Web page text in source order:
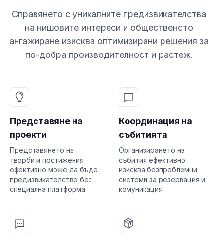
Справянето с уникалните предизвикателства
на нишовите интереси и общественото
ангажиране изисква оптимизирани решения за
по-добра производителност и растеж.
Представяне на
проекти
Представянето на
творби и постижения
ефективно може да бъде
предизвикателство без
специална платформа.
Координация на
събитията
Организирането на
събития ефективно
изисква безпроблемни
системи за резервация и
комуникация.